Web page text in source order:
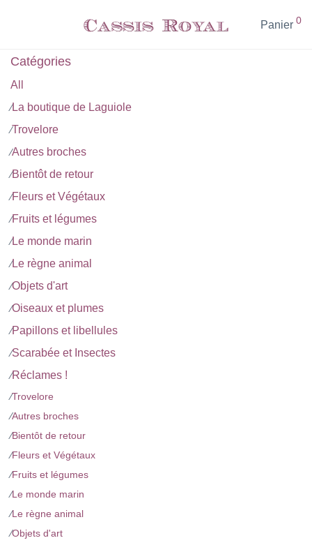
Panier 0
Catégories
All
⁄La boutique de Laguiole
⁄Trovelore
⁄Autres broches
⁄Bientôt de retour
⁄Fleurs et Végétaux
⁄Fruits et légumes
⁄Le monde marin
⁄Le règne animal
⁄Objets d'art
⁄Oiseaux et plumes
⁄Papillons et libellules
⁄Scarabée et Insectes
⁄Réclames !
⁄Trovelore
⁄Autres broches
⁄Bientôt de retour
⁄Fleurs et Végétaux
⁄Fruits et légumes
⁄Le monde marin
⁄Le règne animal
⁄Objets d'art